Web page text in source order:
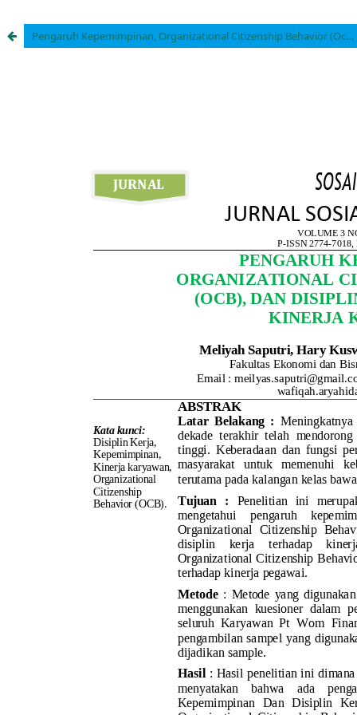
Pengaruh Kepemimpinan, Organizational Citizenship Behavior (Ocb), dan Disiplin Kerja Terhadap Kinerja Karyawan